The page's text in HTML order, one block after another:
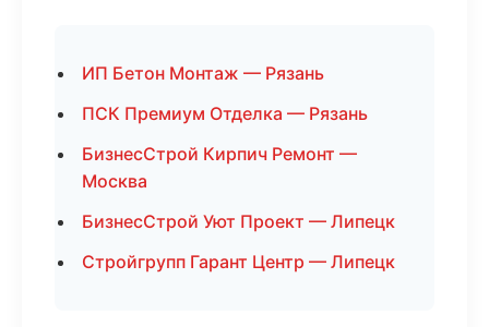
ИП Бетон Монтаж — Рязань
ПСК Премиум Отделка — Рязань
БизнесСтрой Кирпич Ремонт —
Москва
БизнесСтрой Уют Проект — Липецк
Стройгрупп Гарант Центр — Липецк